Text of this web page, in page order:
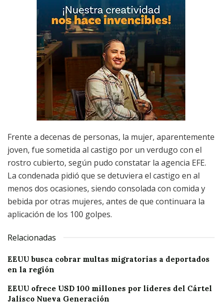
Frente a decenas de personas, la mujer, aparentemente
joven, fue sometida al castigo por un verdugo con el
rostro cubierto, según pudo constatar la agencia EFE.
La condenada pidió que se detuviera el castigo en al
menos dos ocasiones, siendo consolada con comida y
bebida por otras mujeres, antes de que continuara la
aplicación de los 100 golpes.
Relacionadas
EEUU busca cobrar multas migratorias a deportados
en la región
EEUU ofrece USD 100 millones por líderes del Cártel
Jalisco Nueva Generación